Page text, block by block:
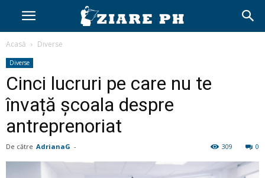
Acasă Diverse
Diverse
Cinci lucruri pe care nu te
învață școala despre
antreprenoriat
De către AdrianaG - 0
309